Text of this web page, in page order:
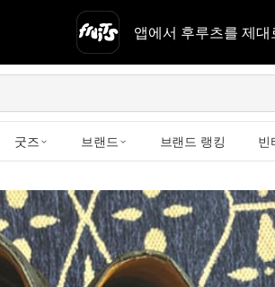
앱에서 후루츠를 제
굿즈 브랜드 브랜드 랭킹 빈